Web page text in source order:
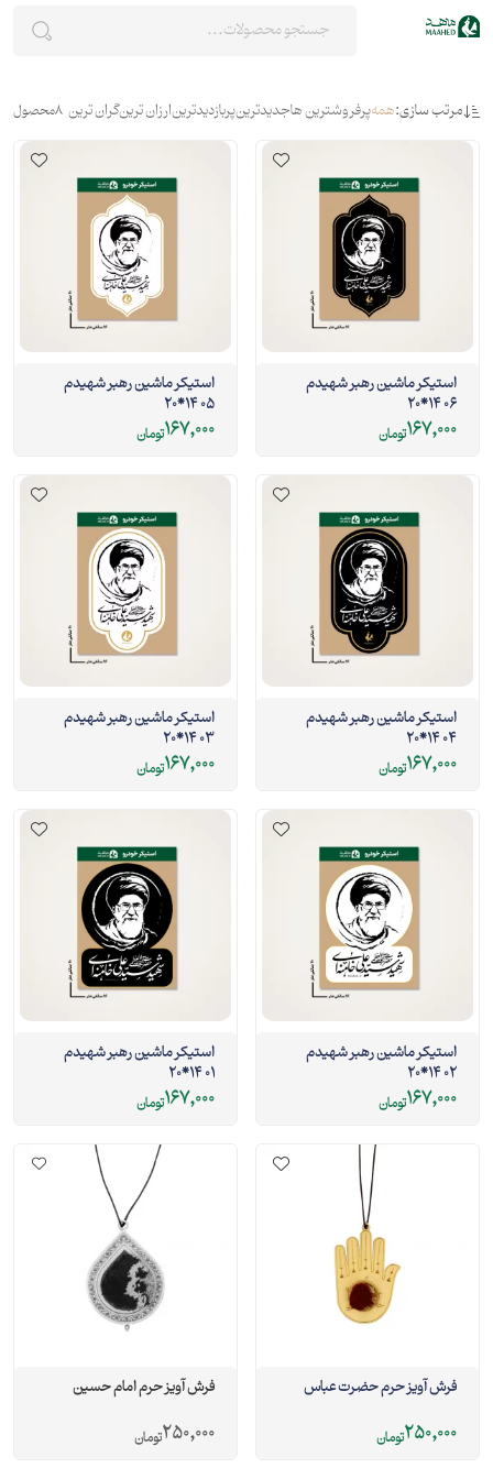
مرتب سازی:همهپرفروشترین هاجدیدترینپربازدیدترینارزان ترینگران ترین 8محصول
استیکر ماشین رهبر شهیدم
06 14*20
167,000تومان
استیکر ماشین رهبر شهیدم
05 14*20
167,000تومان
استیکر ماشین رهبر شهیدم
04 14*20
167,000تومان
استیکر ماشین رهبر شهیدم
03 14*20
167,000تومان
استیکر ماشین رهبر شهیدم
02 14*20
167,000تومان
استیکر ماشین رهبر شهیدم
01 14*20
167,000تومان
فرش آویز حرم حضرت عباس
250,000تومان
فرش آویز حرم امام حسین
250,000تومان